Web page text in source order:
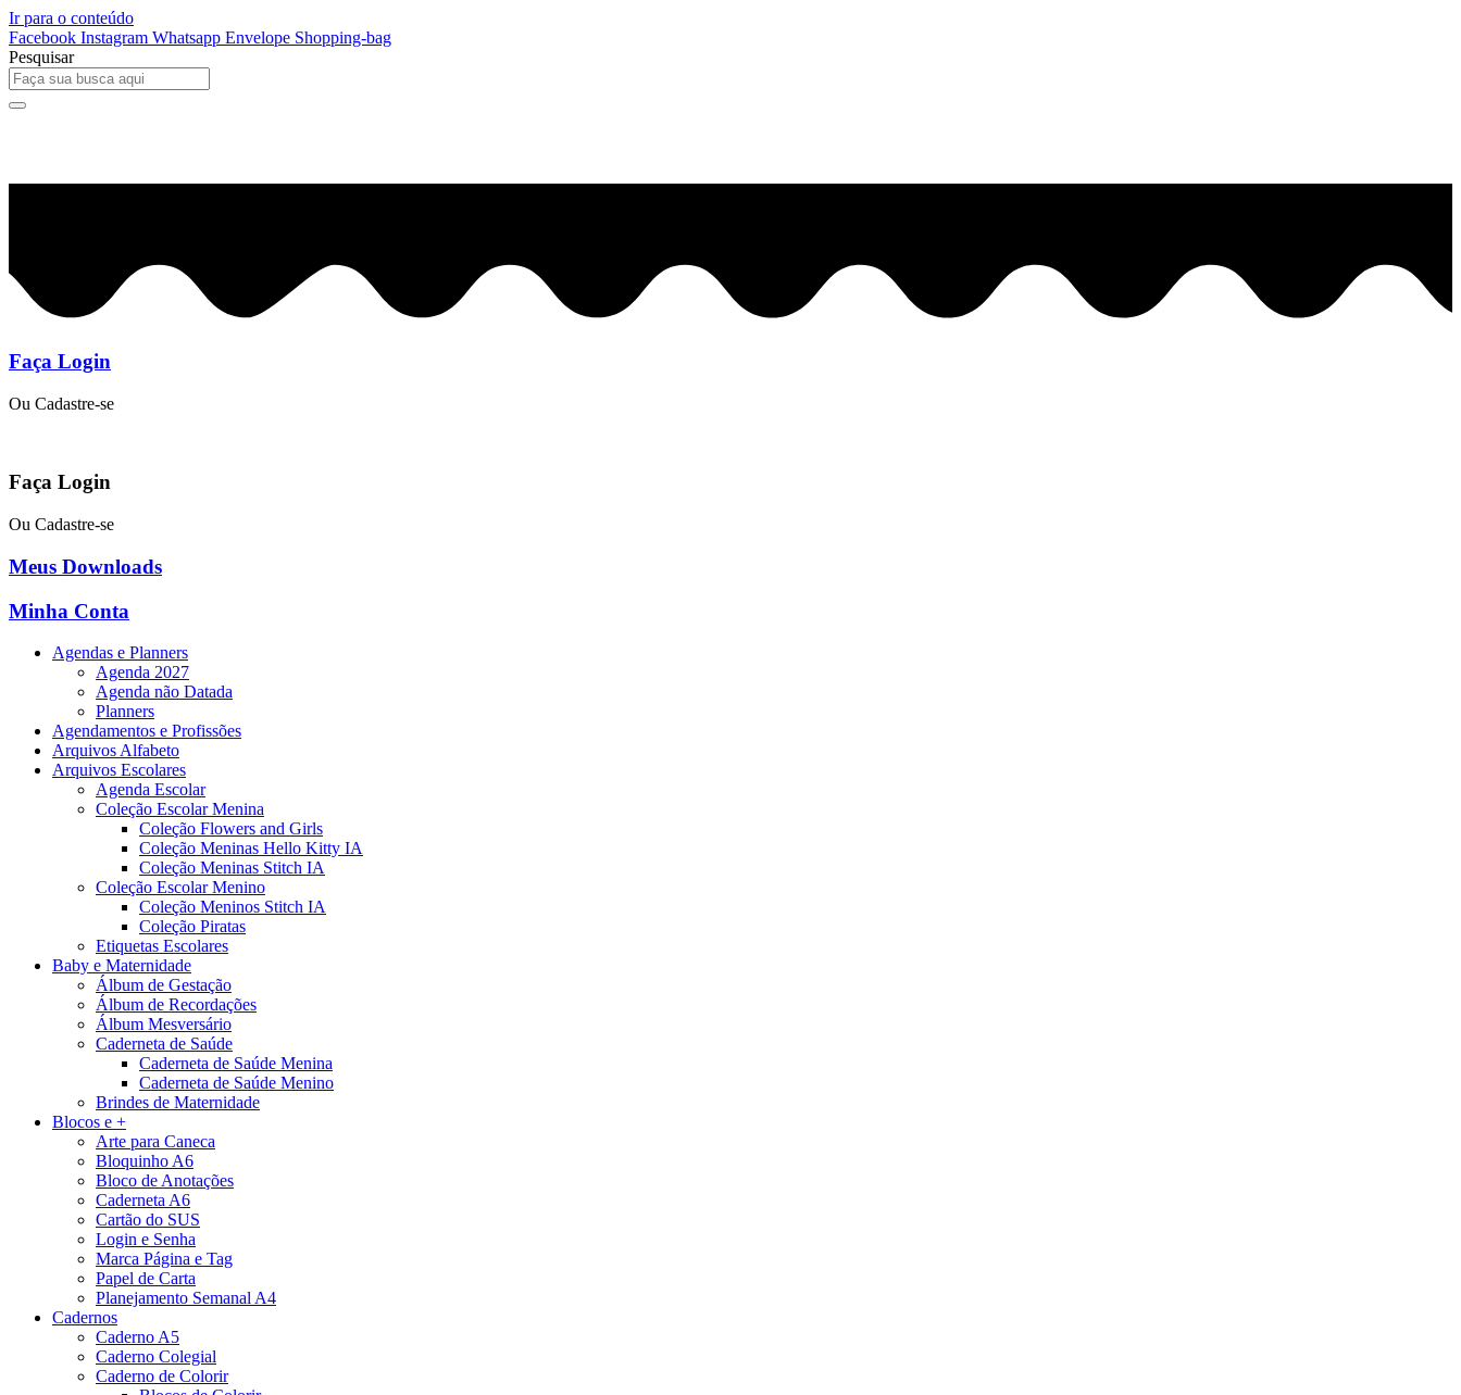
Ir para o conteúdo
Facebook Instagram Whatsapp Envelope Shopping-bag
Pesquisar
Faça Login
Ou Cadastre-se
Faça Login
Ou Cadastre-se
Meus Downloads
Minha Conta
Agendas e Planners
Agenda 2027
Agenda não Datada
Planners
Agendamentos e Profissões
Arquivos Alfabeto
Arquivos Escolares
Agenda Escolar
Coleção Escolar Menina
Coleção Flowers and Girls
Coleção Meninas Hello Kitty IA
Coleção Meninas Stitch IA
Coleção Escolar Menino
Coleção Meninos Stitch IA
Coleção Piratas
Etiquetas Escolares
Baby e Maternidade
Álbum de Gestação
Álbum de Recordações
Álbum Mesversário
Caderneta de Saúde
Caderneta de Saúde Menina
Caderneta de Saúde Menino
Brindes de Maternidade
Blocos e +
Arte para Caneca
Bloquinho A6
Bloco de Anotações
Caderneta A6
Cartão do SUS
Login e Senha
Marca Página e Tag
Papel de Carta
Planejamento Semanal A4
Cadernos
Caderno A5
Caderno Colegial
Caderno de Colorir